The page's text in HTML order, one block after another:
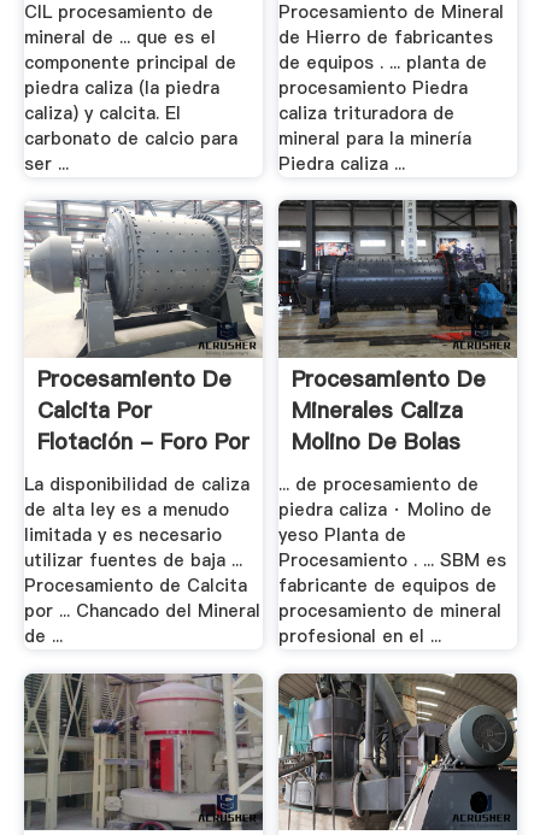
CIL procesamiento de
mineral de ... que es el
componente principal de
piedra caliza (la piedra
caliza) y calcita. El
carbonato de calcio para
ser ...
Procesamiento de Mineral
de Hierro de fabricantes
de equipos . ... planta de
procesamiento Piedra
caliza trituradora de
mineral para la minería
Piedra caliza ...
Procesamiento De
Calcita Por
Flotación - Foro Por
...
La disponibilidad de caliza
de alta ley es a menudo
limitada y es necesario
utilizar fuentes de baja ...
Procesamiento de Calcita
por ... Chancado del Mineral
de ...
Procesamiento De
Minerales Caliza
Molino De Bolas
... de procesamiento de
piedra caliza · Molino de
yeso Planta de
Procesamiento . ... SBM es
fabricante de equipos de
procesamiento de mineral
profesional en el ...